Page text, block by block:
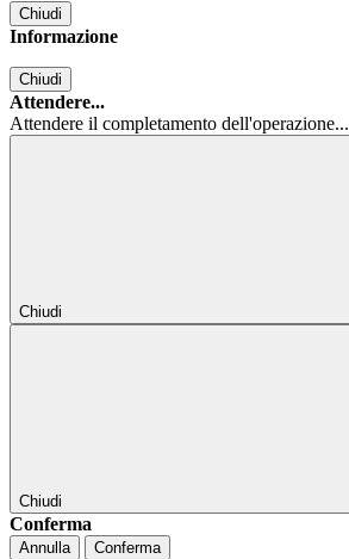
Chiudi
Informazione
Chiudi
Attendere...
Attendere il completamento dell'operazione...
Chiudi
Chiudi
Conferma
Annulla Conferma